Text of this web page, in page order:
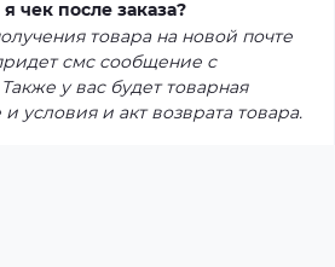
чек после заказа?
товара на новой почте
смс сообщение с
у вас будет товарная
условия и акт возврата товара.